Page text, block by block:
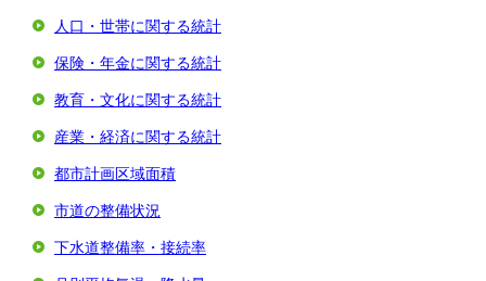
人口・世帯に関する統計
保険・年金に関する統計
教育・文化に関する統計
産業・経済に関する統計
都市計画区域面積
市道の整備状況
下水道整備率・接続率